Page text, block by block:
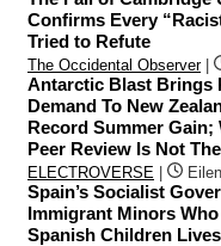
Confirms Every
Tried to Refute
The Occidental Observer|
Antarctic Blast Brings
Demand To New
Record Summer
Peer Review Is Not
ELECTROVERSE |
Spain’s Socialist
Immigrant Minors
Spanish Children